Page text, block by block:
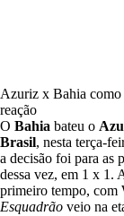
Azuriz x Bahia como
reação
O Bahia bateu o
Brasil, nesta terça-
a decisão foi para as
dessa vez, em 1 x 1.
primeiro tempo, com
Esquadrão veio na